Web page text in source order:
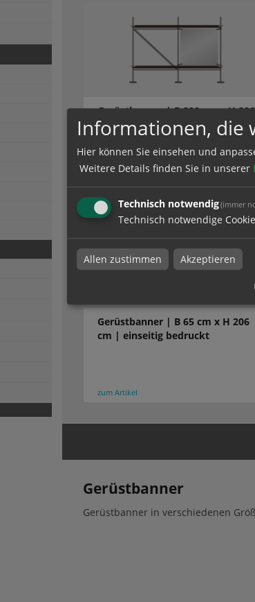
Gerüstbanner | B 200 cm x H 206
cm | einseitig bedruckt
Gerüstbanner | B 65 cm x H 206
cm | einseitig bedruckt
zum Artikel
Gerüstbanner
Gerüstbanner in verschiedenen
Informationen, die
Hier können Sie einsehen und
Weitere Details finden Sie in unserer
Technisch notwendig(immer
Technisch notwendige
Allen zustimmen Akzeptieren